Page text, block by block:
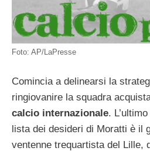
Foto: AP/LaPresse
Comincia a delinearsi la
ringiovanire la squadra
calcio internazionale.
lista dei desideri di Moratti è il
ventenne trequartista del Lille,